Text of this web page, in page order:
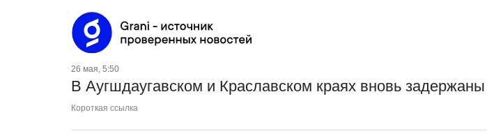
26 мая, 5:50
В Аугшдаугавском и Краславском краях вновь
Короткая ссылка